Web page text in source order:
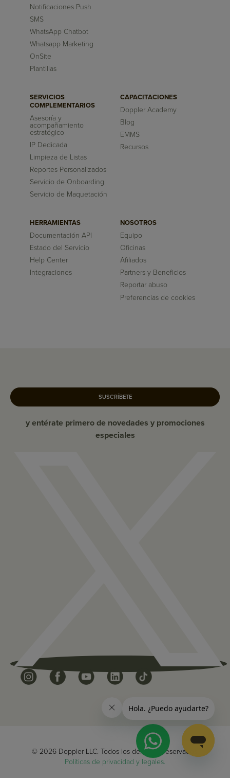
Notificaciones Push
SMS
WhatsApp Chatbot
Whatsapp Marketing
OnSite
Plantillas
SERVICIOS
COMPLEMENTARIOS
Asesoría y
acompañamiento
estratégico
IP Dedicada
Limpieza de Listas
Reportes Personalizados
Servicio de Onboarding
Servicio de Maquetación
CAPACITACIONES
Doppler Academy
Blog
EMMS
Recursos
HERRAMIENTAS
Documentación API
Estado del Servicio
Help Center
Integraciones
NOSOTROS
Equipo
Oficinas
Afiliados
Partners y Beneficios
Reportar abuso
Preferencias de cookies
SUSCRÍBETE
y entérate primero de novedades y promociones
especiales
© 2026 Doppler LLC. Todos los derechos reservados.
Políticas de privacidad y legales.